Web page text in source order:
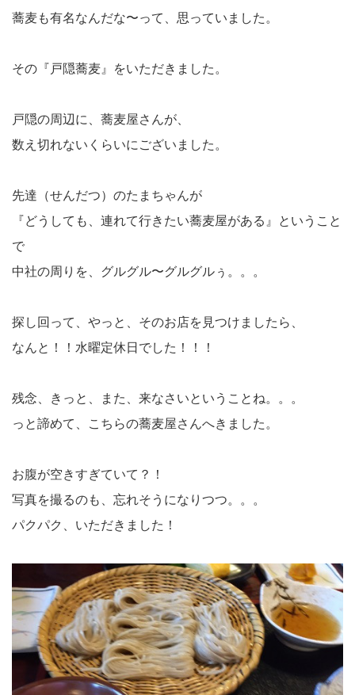
蕎麦も有名なんだな〜って、思っていました。
その『戸隠蕎麦』をいただきました。
戸隠の周辺に、蕎麦屋さんが、
数え切れないくらいにございました。
先達（せんだつ）のたまちゃんが
『どうしても、連れて行きたい蕎麦屋がある』ということ
で
中社の周りを、グルグル〜グルグルぅ。。。
探し回って、やっと、そのお店を見つけましたら、
なんと！！水曜定休日でした！！！
残念、きっと、また、来なさいということね。。。
っと諦めて、こちらの蕎麦屋さんへきました。
お腹が空きすぎていて？！
写真を撮るのも、忘れそうになりつつ。。。
パクパク、いただきました！